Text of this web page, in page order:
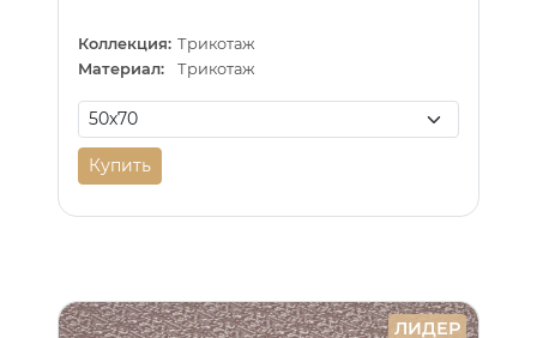
Коллекция: Трикотаж
Материал:
Трикотаж
Купить
ЛИДЕР